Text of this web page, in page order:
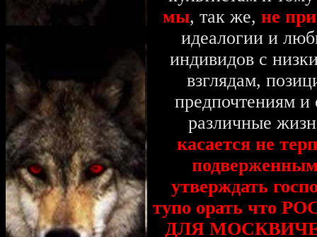
мы, так же, не
идеалогии и
индивидов с
взглядам,
предпочтениям и
различные
касается не
утверждать
тупо орать что
ДЛЯ МОСКВИЧЕЙ,